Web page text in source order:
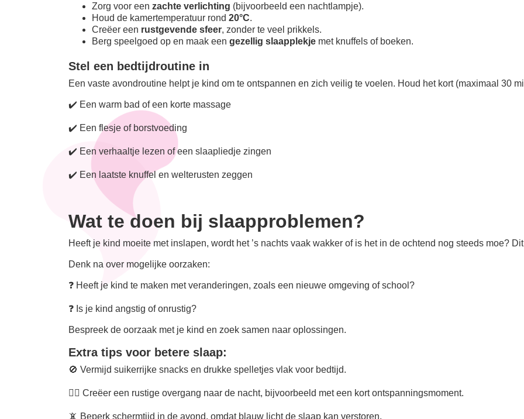
Zorg voor een zachte verlichting (bijvoorbeeld een nachtlampje).
Houd de kamertemperatuur rond 20°C.
Creëer een rustgevende sfeer, zonder te veel prikkels.
Berg speelgoed op en maak een gezellig slaapplekje met knuffels of boeken.
Stel een bedtijdroutine in
Een vaste avondroutine helpt je kind om te ontspannen en zich veilig te voelen. Houd het kort (maximaal 30
✔️ Een warm bad of een korte massage
✔️ Een flesje of borstvoeding
✔️ Een verhaaltje lezen of een slaapliedje zingen
✔️ Een laatste knuffel en welterusten zeggen
Wat te doen bij slaapproblemen?
Heeft je kind moeite met inslapen, wordt het ’s nachts vaak wakker of is het in de ochtend nog steeds moe?
Denk na over mogelijke oorzaken:
❓ Heeft je kind te maken met veranderingen, zoals een nieuwe omgeving of school?
❓ Is je kind angstig of onrustig?
Bespreek de oorzaak met je kind en zoek samen naar oplossingen.
Extra tips voor betere slaap:
🚫 Vermijd suikerrijke snacks en drukke spelletjes vlak voor bedtijd.
🧘‍♀️ Creëer een rustige overgang naar de nacht, bijvoorbeeld met een kort ontspanningsmoment.
📵 Beperk schermtijd in de avond, omdat blauw licht de slaap kan verstoren.